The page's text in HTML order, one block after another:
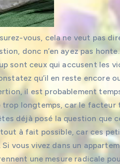
vous, cela ne veut pas
donc n’en ayez pas
sont ceux qui accusent les
qu’il en reste encore
il est probablement
longtemps, car le facteur
déjà posé la question que
à fait possible, car ces
vous vivez dans un
une mesure radicale